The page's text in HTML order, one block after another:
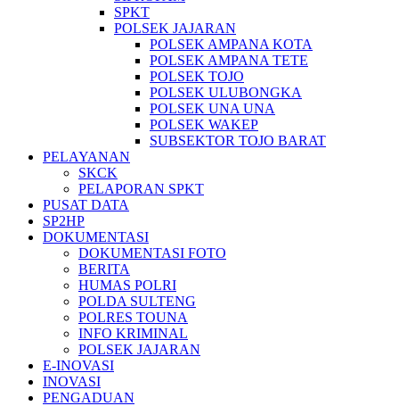
SPKT
POLSEK JAJARAN
POLSEK AMPANA KOTA
POLSEK AMPANA TETE
POLSEK TOJO
POLSEK ULUBONGKA
POLSEK UNA UNA
POLSEK WAKEP
SUBSEKTOR TOJO BARAT
PELAYANAN
SKCK
PELAPORAN SPKT
PUSAT DATA
SP2HP
DOKUMENTASI
DOKUMENTASI FOTO
BERITA
HUMAS POLRI
POLDA SULTENG
POLRES TOUNA
INFO KRIMINAL
POLSEK JAJARAN
E-INOVASI
INOVASI
PENGADUAN